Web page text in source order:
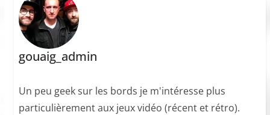
gouaig_admin
Un peu geek sur les bords je m'intéresse plus
particulièrement aux jeux vidéo (récent et rétro).